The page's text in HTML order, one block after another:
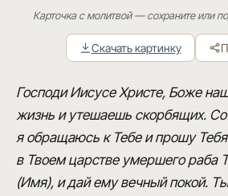
Карточка с молитвой — сохраните или
Скачать картинку
Господи Иисусе Христе, Боже
жизнь и утешаешь скорбящих. Со
я обращаюсь к Тебе и прошу
в Твоем царстве умершего раба
(Имя), и дай ему вечный покой.